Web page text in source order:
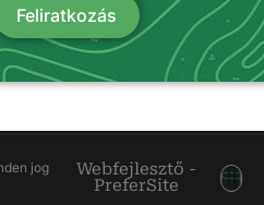
jog
Webfejlesztő -
PreferSite
Feliratkozás